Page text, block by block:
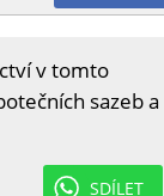
v tomto
sazeb a
SDÍLET